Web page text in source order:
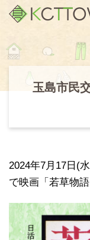
玉島市民
2024年7月17日(
で映画「若草物